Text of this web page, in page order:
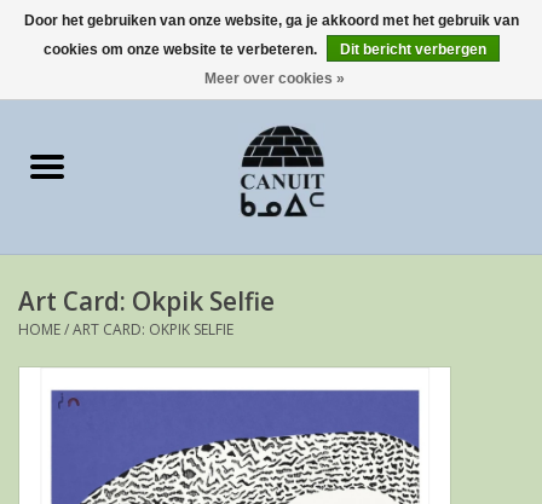
0 Artikelen - €0,00
Art Cards
sculpturen
prints
Artist
Art Card: Okpik Selfie
HOME/ART CARD: OKPIK SELFIE
Door het gebruiken van onze website, ga je akkoord met het gebruik van
cookies om onze website te verbeteren.
Dit bericht verbergen
Meer over cookies »